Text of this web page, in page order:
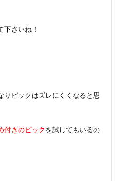
下さいね！
りピックはズレにくくなると思
付きのピックを試してもいるの